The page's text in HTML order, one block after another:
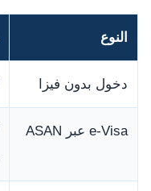
النوع
دخول بدون فيزا
e-Visa عبر ASAN